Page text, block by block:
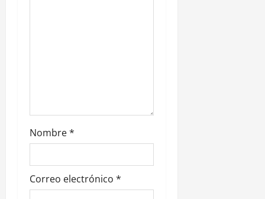
a
d
a
s
Nombre*
Correo electrónico *